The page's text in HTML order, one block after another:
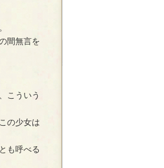
間無言を
こういう
の少女は
も呼べる